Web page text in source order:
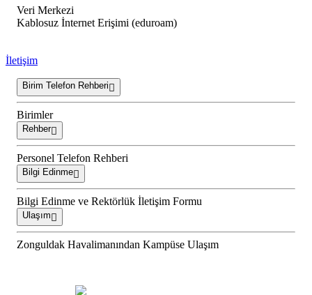
Veri Merkezi
Kablosuz İnternet Erişimi (eduroam)
İletişim
Birim Telefon Rehberi
Birimler
Rehber
Personel Telefon Rehberi
Bilgi Edinme
Bilgi Edinme ve Rektörlük İletişim Formu
Ulaşım
Zonguldak Havalimanından Kampüse Ulaşım